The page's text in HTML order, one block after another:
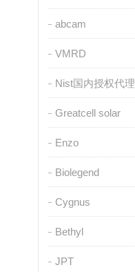
abcam
VMRD
Nist国内授权代理
Greatcell solar
Enzo
Biolegend
Cygnus
Bethyl
JPT